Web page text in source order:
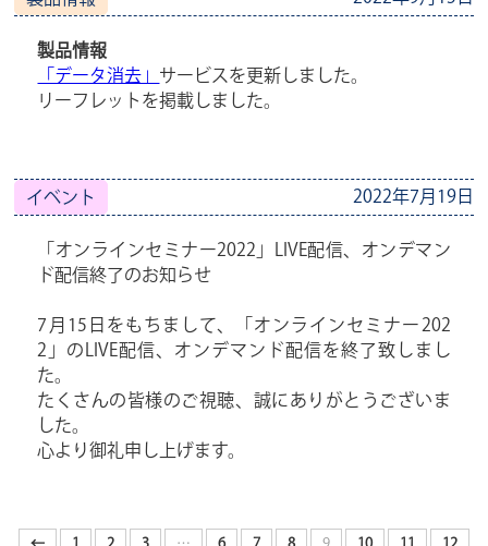
製品情報
「データ消去」 サービスを更新しました。
リーフレットを掲載しました。
イベント 2022年7月19日
「オンラインセミナー2022」LIVE配信、オンデマン
ド配信終了のお知らせ
7月15日をもちまして、「オンラインセミナー202
2」のLIVE配信、オンデマンド配信を終了致しまし
た。
たくさんの皆様のご視聴、誠にありがとうございま
した。
心より御礼申し上げます。